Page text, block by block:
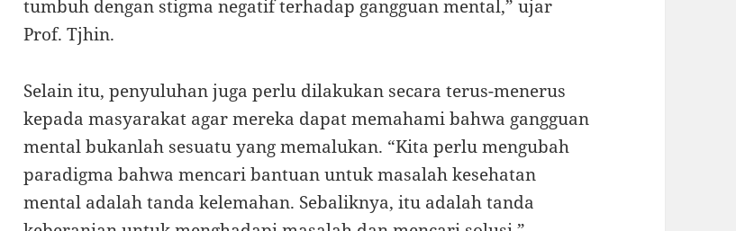
tumbuh dengan stigma negatif terhadap gangguan mental,” ujar
Prof. Tjhin.
Selain itu, penyuluhan juga perlu dilakukan secara terus-menerus
kepada masyarakat agar mereka dapat memahami bahwa gangguan
mental bukanlah sesuatu yang memalukan. “Kita perlu mengubah
paradigma bahwa mencari bantuan untuk masalah kesehatan
mental adalah tanda kelemahan. Sebaliknya, itu adalah tanda